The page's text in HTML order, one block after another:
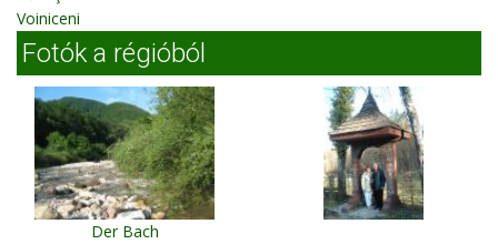
Voiniceni
Fotók a régióból
Der Bach